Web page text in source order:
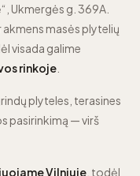
Ukmergės g. 369A.
masės plytelių
visada galime
rinkoje
plyteles, terasines
pasirinkimą — virš
Vilniuje , todėl